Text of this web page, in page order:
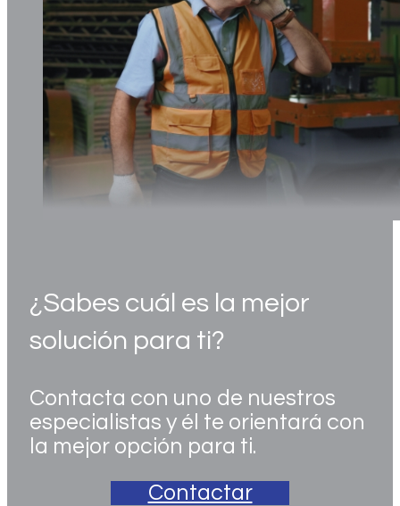
¿Sabes cuál es la mejor
solución para ti?
Contacta con uno de nuestros
especialistas y él te orientará con
la mejor opción para ti.
Contactar